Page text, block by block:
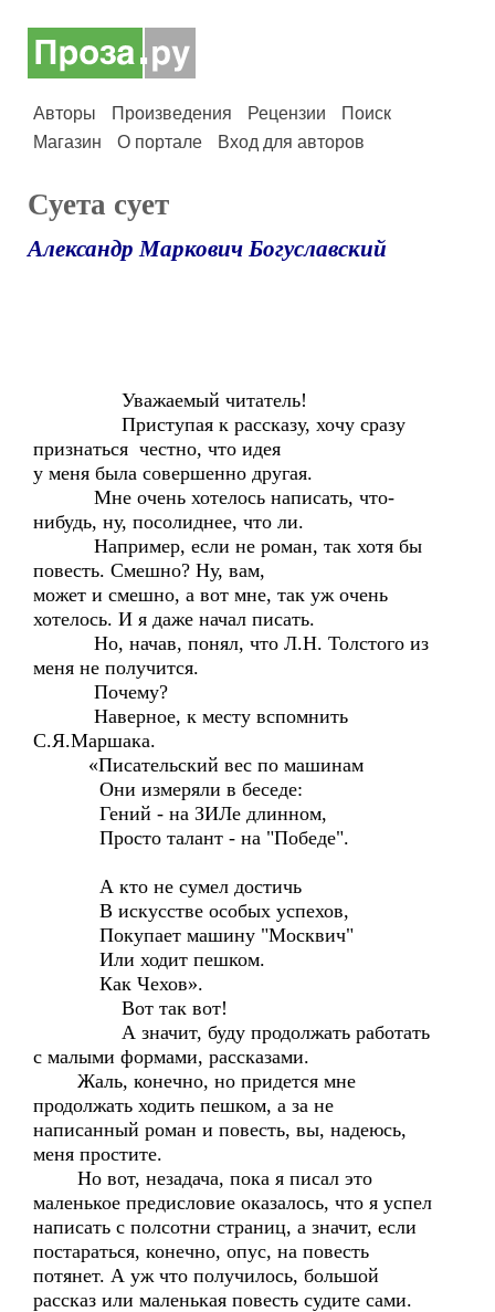
Авторы Произведения Рецензии
Поиск
Магазин
О портале Вход для авторов
Суета сует
Александр Маркович Богуславский
Уважаемый читатель!
Приступая к рассказу, хочу сразу
признаться честно, что идея
у меня была совершенно другая.
Мне очень хотелось написать, что-
нибудь, ну, посолиднее, что ли.
Например, если не роман, так хотя бы
повесть. Смешно? Ну, вам,
может и смешно, а вот мне, так уж очень
хотелось. И я даже начал писать.
Но, начав, понял, что Л.Н. Толстого из
меня не получится.
Почему?
Наверное, к месту вспомнить
С.Я.Маршака.
«Писательский вес по машинам
Они измеряли в беседе:
Гений - на ЗИЛе длинном,
Просто талант - на "Победе".
А кто не сумел достичь
В искусстве особых успехов,
Покупает машину "Москвич"
Или ходит пешком.
Как Чехов».
Вот так вот!
А значит, буду продолжать работать
с малыми формами, рассказами.
Жаль, конечно, но придется мне
продолжать ходить пешком, а за не
написанный роман и повесть, вы, надеюсь,
меня простите.
Но вот, незадача, пока я писал это
маленькое предисловие оказалось, что я успел
написать с полсотни страниц, а значит, если
постараться, конечно, опус, на повесть
потянет. А уж что получилось, большой
рассказ или маленькая повесть судите сами.